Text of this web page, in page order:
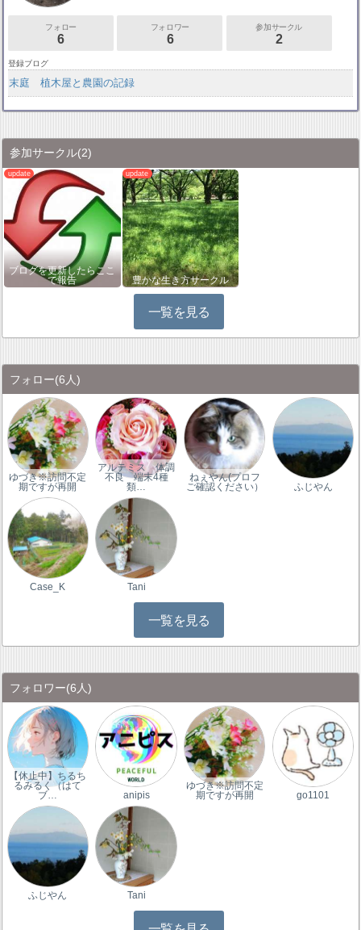
フォロー
6
フォロワー
6
参加サークル
2
登録ブログ
末庭 植木屋と農園の記録
参加サークル(2)
ブログを更新したらここ
で報告
豊かな生き方サークル
一覧を見る
フォロー(6人)
ゆづき※訪問不定
期ですが再開
アルテミス 体調
不良 端末4種
類…
ねぇやん(プロフ
ご確認ください）
ふじやん
Case_K Tani
一覧を見る
フォロワー(6人)
【休止中】ちるち
るみるく（はて
ブ…
anipis
ゆづき※訪問不定
期ですが再開
go1101
ふじやん Tani